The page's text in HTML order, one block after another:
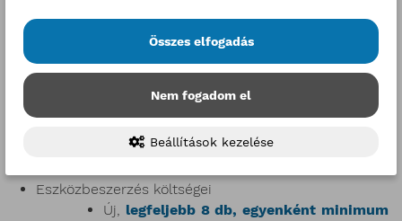
Szakmai tevékenységekhez kapcsolódó
Szakmai megvalósításhoz kapcsolódó szolgáltatások
költségei: legfeljebb 100 óra tanácsadási költség
Eszközbeszerzés költségei
Új, legfeljebb 8 db, egyenként minimum
Összes elfogadás
Nem fogadom el
Beállítások kezelése